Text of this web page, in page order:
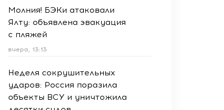
Молния! БЭКи атаковали
Ялту: объявлена эвакуация
с пляжей
вчера, 13:13
Неделя сокрушительных
ударов: Россия поразила
объекты ВСУ и уничтожила